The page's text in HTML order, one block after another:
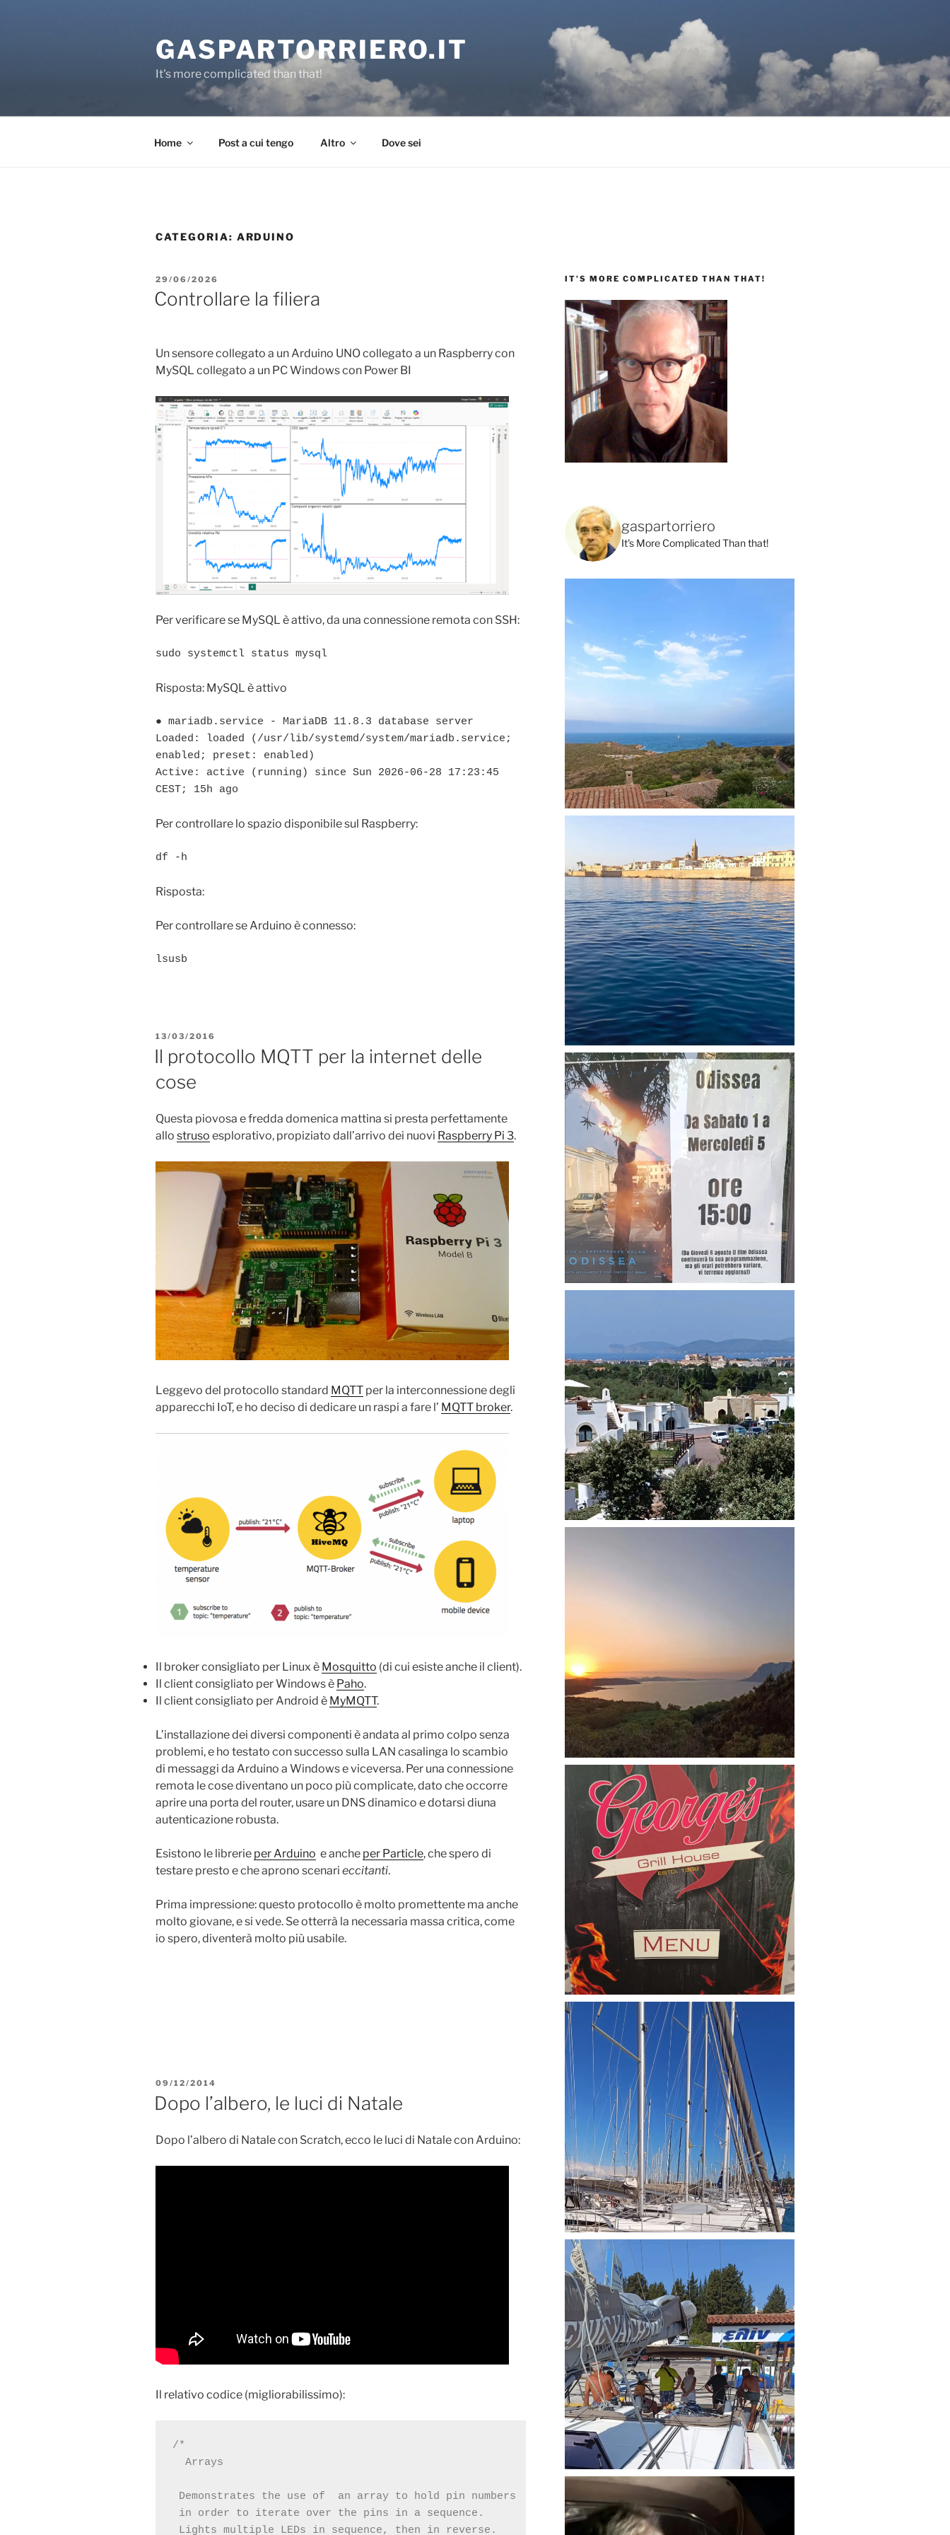
GASPARTORRIERO.IT
It's more complicated than that!
Home Post a cui tengo Altro Dove sei
CATEGORIA: ARDUINO
PUBBLICATO
IL
29/06/2026
Controllare la filiera
Un sensore collegato a un Arduino UNO collegato a un Raspberry con
MySQL collegato a un PC Windows con Power BI
Per verificare se MySQL è attivo, da una connessione remota con SSH:
sudo systemctl status mysql
Risposta: MySQL è attivo
● mariadb.service - MariaDB 11.8.3 database server
Loaded: loaded (/usr/lib/systemd/system/mariadb.service;
enabled; preset: enabled)
Active: active (running) since Sun 2026-06-28 17:23:45
CEST; 15h ago
Per controllare lo spazio disponibile sul Raspberry:
df -h
Risposta:
Per controllare se Arduino è connesso:
lsusb
PUBBLICATO
13/03/2016
Il protocollo MQTT per la internet delle
cose
Questa piovosa e fredda domenica mattina si presta perfettamente
allo struso esplorativo, propiziato dall’arrivo dei nuovi Raspberry Pi 3.
Leggevo del protocollo standard MQTT per la interconnessione degli
apparecchi IoT, e ho deciso di dedicare un raspi a fare l’ MQTT broker.
Il broker consigliato per Linux è Mosquitto (di cui esiste anche il client).
Il client consigliato per Windows è Paho.
Il client consigliato per Android è MyMQTT.
L’installazione dei diversi componenti è andata al primo colpo senza
problemi, e ho testato con successo sulla LAN casalinga lo scambio
di messaggi da Arduino a Windows e viceversa. Per una connessione
remota le cose diventano un poco più complicate, dato che occorre
aprire una porta del router, usare un DNS dinamico e dotarsi diuna
autenticazione robusta.
Esistono le librerie per Arduino e anche per Particle, che spero di
testare presto e che aprono scenari eccitanti.
Prima impressione: questo protocollo è molto promettente ma anche
molto giovane, e si vede. Se otterrà la necessaria massa critica, come
io spero, diventerà molto più usabile.
PUBBLICATO
IL
09/12/2014
Dopo l’albero, le luci di Natale
Dopo l’albero di Natale con Scratch, ecco le luci di Natale con Arduino:
Il relativo codice (migliorabilissimo):
/*
Arrays
Demonstrates the use of  an array to hold pin numbers
in order to iterate over the pins in a sequence.
Lights multiple LEDs in sequence, then in reverse.
IT’S MORE COMPLICATED THAN THAT!
gaspartorriero
It's More Complicated Than that!